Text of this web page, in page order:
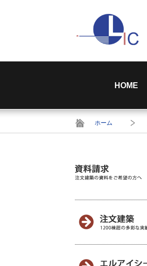
HOME
ホーム